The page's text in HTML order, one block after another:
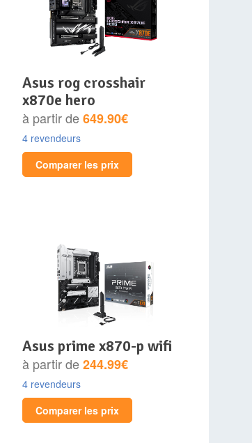
asus rog crosshair
x870e hero
à partir de649.90€
4 revendeurs
Comparer les prix
asus prime x870-p wifi
à partir de244.99€
4 revendeurs
Comparer les prix